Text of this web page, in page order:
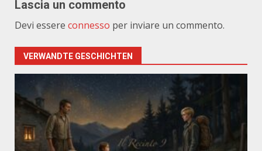
Lascia un commento
Devi essere connesso per inviare un commento.
VERWANDTE GESCHICHTEN